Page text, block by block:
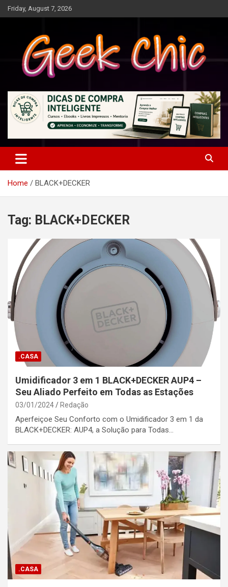
Skip
to
Friday, August 7, 2026
Geek Chic
Home BLACK+DECKER
Tag: BLACK+DECKER
.CASA
Umidificador 3 em 1 BLACK+DECKER AUP4 –
Seu Aliado Perfeito em Todas as Estações
03/01/2024 Redação
Aperfeiçoe Seu Conforto com o Umidificador 3 em 1 da
BLACK+DECKER: AUP4, a Solução para Todas…
.CASA